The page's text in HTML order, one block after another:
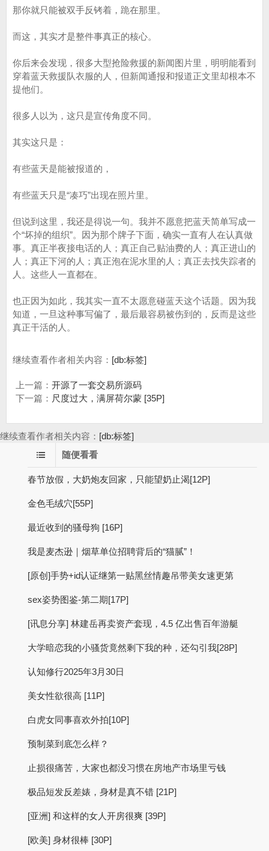
那你就只能被双手反铐着，跪在那里。
而这，其实才是整件事真正的核心。
你后来会发现，很多大型抢险救援的新闻图片里，明明能看到
穿着蓝天救援队衣服的人，但新闻通报和报道正文里却根本不
提他们。
很多人以为，这只是宣传角度不同。
其实这只是：
有些蓝天是能被报道的，
有些蓝天只是“凑巧”出现在照片里。
但说到这里，我还是得说一句。我并不愿意把蓝天简单写成一
个“坏掉的组织”。因为那个牌子下面，确实一直有人在认真做
事。真正半夜接电话的人；真正自己贴油费的人；真正进山的
人；真正下河的人；真正泡在泥水里的人；真正去找失踪者的
人。这些人一直都在。
也正因为如此，我其实一直不太愿意碰蓝天这个话题。因为我
知道，一旦这种事写偏了，最后最容易被伤到的，反而是这些
真正干活的人。
继续查看作者相关内容： [db:标签]
上一篇： 开源了一套交易所源码
下一篇： 尺度过大，满屏荷尔蒙 [35P]
继续查看作者相关内容： [db:标签]
随便看看
春节放假，大奶炮友回家，只能望奶止渴[12P]
金色毛绒穴[55P]
最近收到的骚母狗 [16P]
我是麦杰逊｜烟草单位招聘背后的“猫腻”！
[原创]手势+id认证继第一贴黑丝情趣吊带美女速更第
sex姿势图鉴-第二期[17P]
[讯息分享] 林建岳再卖资产套现，4.5 亿出售百年游艇
大学暗恋我的小骚货竟然剩下我的种，还勾引我[28P]
认知修行2025年3月30日
美女性欲很高 [11P]
白虎女同事喜欢外拍[10P]
预制菜到底怎么样？
止损很痛苦，大家也都没习惯在房地产市场里亏钱
极品短发反差婊，身材是真不错 [21P]
[亚洲] 和这样的女人开房很爽 [39P]
[欧美] 身材很棒 [30P]